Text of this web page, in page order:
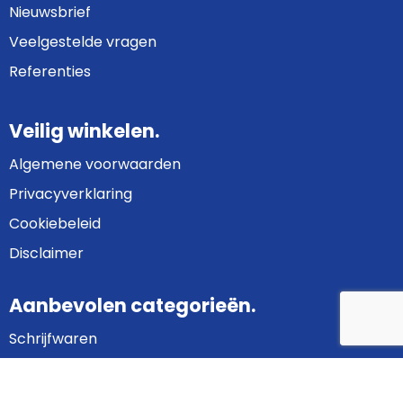
Nieuwsbrief
Veelgestelde vragen
Referenties
Veilig winkelen.
Algemene voorwaarden
Privacyverklaring
Cookiebeleid
Disclaimer
Aanbevolen categorieën.
Schrijfwaren